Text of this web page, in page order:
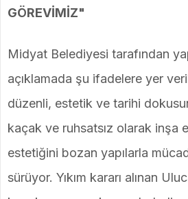
GÖREVİMİZ"
Midyat Belediyesi tarafından
açıklamada şu ifadelere yer
düzenli, estetik ve tarihi
kaçak ve ruhsatsız olarak inşa
estetiğini bozan yapılarla
sürüyor. Yıkım kararı alınan